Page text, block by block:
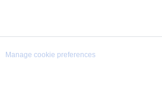
Manage cookie preferences